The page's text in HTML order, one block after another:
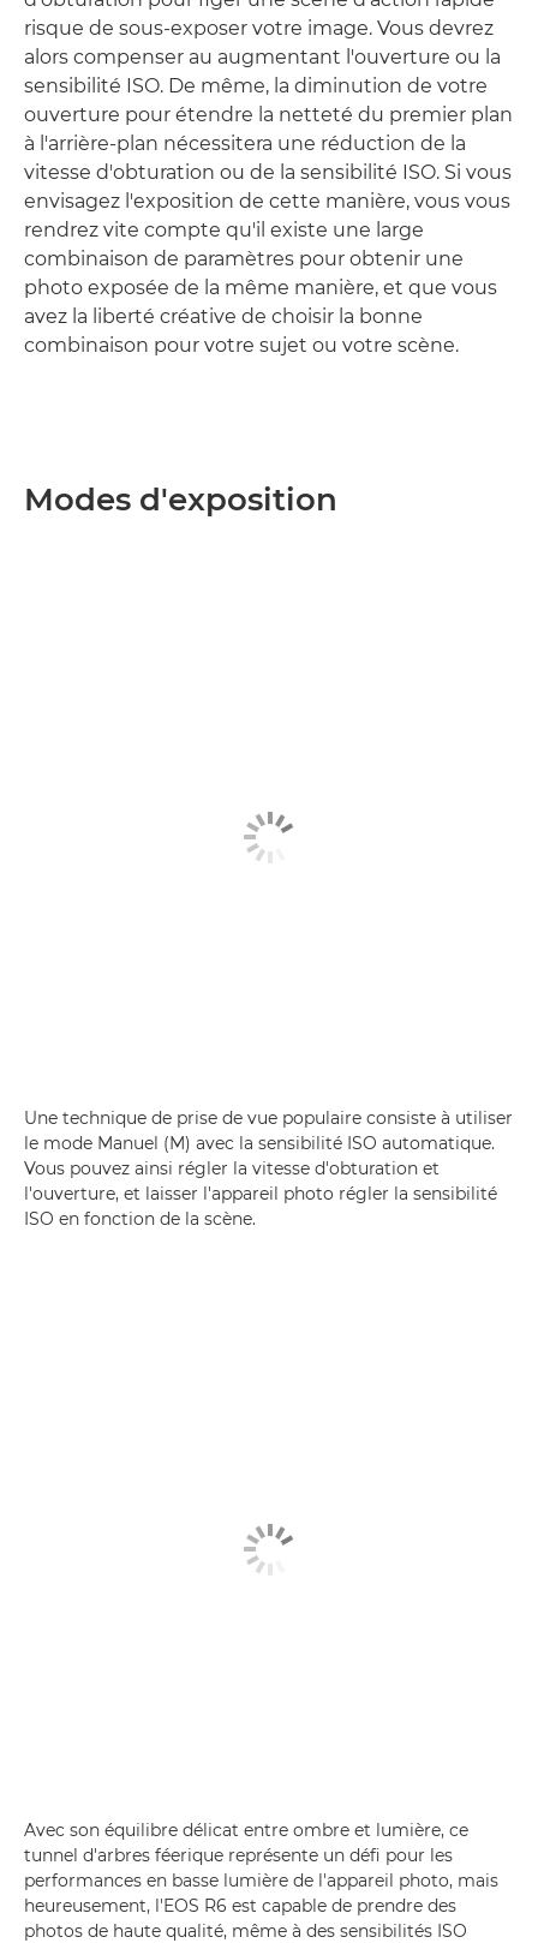
risque de sous-exposer votre image. Vous devrez
alors compenser au augmentant l'ouverture ou la
sensibilité ISO. De même, la diminution de votre
ouverture pour étendre la netteté du premier plan
à l'arrière-plan nécessitera une réduction de la
vitesse d'obturation ou de la sensibilité ISO. Si vous
envisagez l'exposition de cette manière, vous vous
rendrez vite compte qu'il existe une large
combinaison de paramètres pour obtenir une
photo exposée de la même manière, et que vous
avez la liberté créative de choisir la bonne
combinaison pour votre sujet ou votre scène.
Modes d'exposition
Une technique de prise de vue populaire consiste à utiliser
le mode Manuel (M) avec la sensibilité ISO automatique.
Vous pouvez ainsi régler la vitesse d'obturation et
l'ouverture, et laisser l'appareil photo régler la sensibilité
ISO en fonction de la scène.
Avec son équilibre délicat entre ombre et lumière, ce
tunnel d'arbres féerique représente un défi pour les
performances en basse lumière de l'appareil photo, mais
heureusement, l'EOS R6 est capable de prendre des
photos de haute qualité, même à des sensibilités ISO